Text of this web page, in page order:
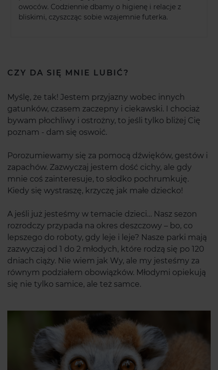
owoców. Codziennie dbamy o higienę i relacje z
bliskimi, czyszcząc sobie wzajemnie futerka.
CZY DA SIĘ MNIE LUBIĆ?
Myślę, że tak! Jestem przyjazny wobec innych
gatunków, czasem zaczepny i ciekawski. I chociaż
bywam płochliwy i ostrożny, to jeśli tylko bliżej Cię
poznam - dam się oswoić.
Porozumiewamy się za pomocą dźwięków, gestów i
zapachów. Zazwyczaj jestem dość cichy, ale gdy
mnie coś zainteresuje, to słodko pochrumkuję.
Kiedy się wystraszę, krzyczę jak małe dziecko!
A jeśli już jesteśmy w temacie dzieci… Nasz sezon
rozrodczy przypada na okres deszczowy – bo, co
lepszego do roboty, gdy leje i leje? Nasze parki mają
zazwyczaj od 1 do 2 młodych, które rodzą się po 120
dniach ciąży. Nie wiem jak Wy, ale my jesteśmy za
równym podziałem obowiązków. Młodymi opiekują
się nie tylko samice, ale też samce.